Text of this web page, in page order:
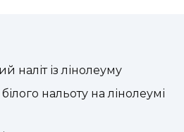
наліт із лінолеуму
нальоту на лінолеумі